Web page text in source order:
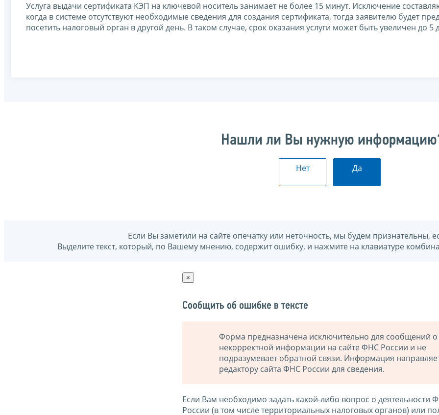
Услуга выдачи сертификата КЭП на ключевой носитель занимает не более 15 минут. Исключение
когда в системе отсутствуют необходимые сведения для создания сертификата, тогда заявителю будет
посетить налоговый орган в другой день. В таком случае, срок оказания услуги может быть увеличен до 5
Нашли ли Вы нужную
Нет Да
Если Вы заметили на сайте опечатку или неточность, мы будем признательны,
Выделите текст, который, по Вашему мнению, содержит ошибку, и нажмите на клавиатуре
×
Сообщить об ошибке в тексте
Форма предназначена исключительно для сообщений о
некорректной информации на сайте ФНС России и не
подразумевает обратной связи. Информация
редактору сайта ФНС России для сведения.
Если Вам необходимо задать какой-либо вопрос о деятельности
России (в том числе территориальных налоговых органов) или